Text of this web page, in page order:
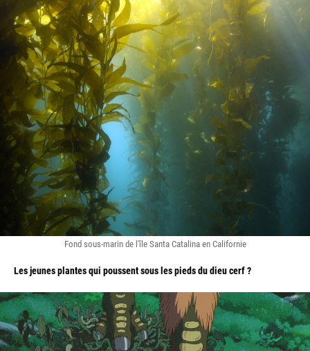
Fond sous-marin de l'île Santa Catalina en Californie
Les jeunes plantes qui poussent sous les pieds du dieu cerf ?